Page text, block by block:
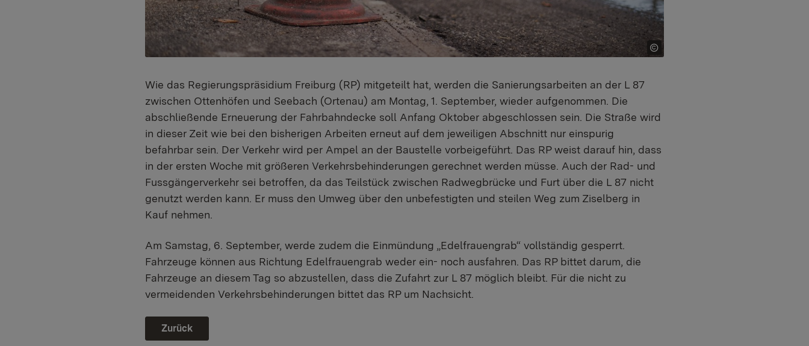
Wie das Regierungspräsidium Freiburg (RP) mitgeteilt hat, werden die Sanierungsarbeiten an der L 87
zwischen Ottenhöfen und Seebach (Ortenau) am Montag, 1. September, wieder aufgenommen. Die
abschließende Erneuerung der Fahrbahndecke soll Anfang Oktober abgeschlossen sein. Die Straße wird
in dieser Zeit wie bei den bisherigen Arbeiten erneut auf dem jeweiligen Abschnitt nur einspurig
befahrbar sein. Der Verkehr wird per Ampel an der Baustelle vorbeigeführt. Das RP weist darauf hin, dass
in der ersten Woche mit größeren Verkehrsbehinderungen gerechnet werden müsse. Auch der Rad- und
Fussgängerverkehr sei betroffen, da das Teilstück zwischen Radwegbrücke und Furt über die L 87 nicht
genutzt werden kann. Er muss den Umweg über den unbefestigten und steilen Weg zum Ziselberg in
Kauf nehmen.
Am Samstag, 6. September, werde zudem die Einmündung „Edelfrauengrab“ vollständig gesperrt.
Fahrzeuge können aus Richtung Edelfrauengrab weder ein- noch ausfahren. Das RP bittet darum, die
Fahrzeuge an diesem Tag so abzustellen, dass die Zufahrt zur L 87 möglich bleibt. Für die nicht zu
vermeidenden Verkehrsbehinderungen bittet das RP um Nachsicht.
Zurück